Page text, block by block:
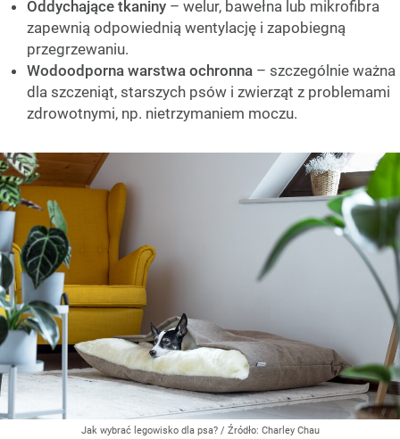
Oddychające tkaniny – welur, bawełna lub mikrofibra
zapewnią odpowiednią wentylację i zapobiegną
przegrzewaniu.
Wodoodporna warstwa ochronna – szczególnie ważna
dla szczeniąt, starszych psów i zwierząt z problemami
zdrowotnymi, np. nietrzymaniem moczu.
Jak wybrać legowisko dla psa? / Źródło: Charley Chau